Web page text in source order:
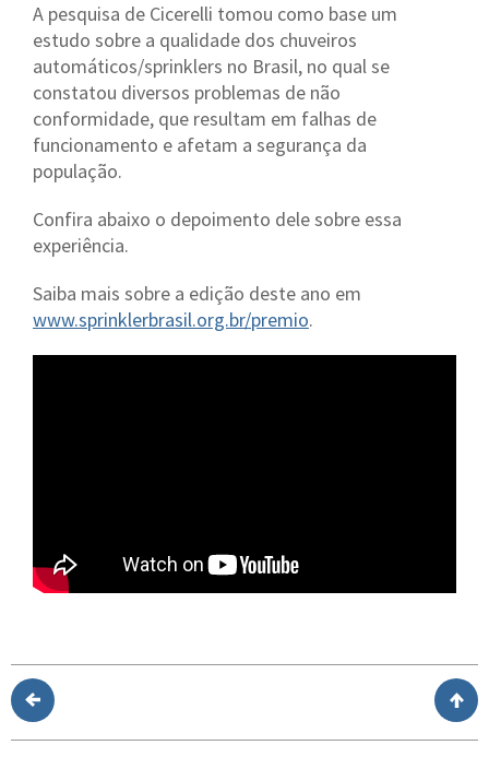
A pesquisa de Cicerelli tomou como base um
estudo sobre a qualidade dos chuveiros
automáticos/sprinklers no Brasil, no qual se
constatou diversos problemas de não
conformidade, que resultam em falhas de
funcionamento e afetam a segurança da
população.
Confira abaixo o depoimento dele sobre essa
experiência.
Saiba mais sobre a edição deste ano em
www.sprinklerbrasil.org.br/premio.